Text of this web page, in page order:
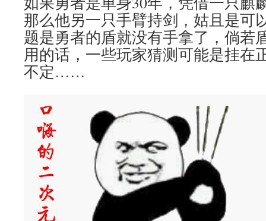
那么他另一只手臂持剑，姑且是可
题是勇者的盾就没有手拿了，倘若
用的话，一些玩家猜测可能是挂在
不定……